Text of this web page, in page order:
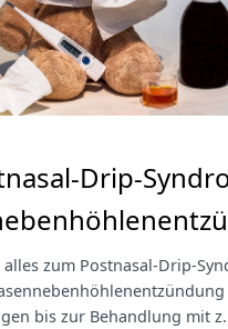
Drip-
alles zum Postnasal-Drip-
bis zur Behandlung mit